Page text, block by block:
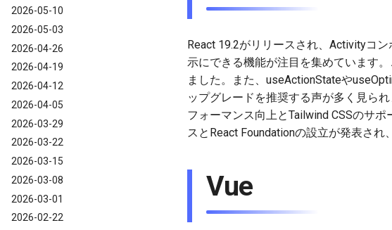
2026-05-10
2026-05-03
2026-04-26
2026-04-19
2026-04-12
2026-04-05
2026-03-29
2026-03-22
2026-03-15
2026-03-08
2026-03-01
2026-02-22
React 19.2がリリースされ、Activityコ
示にできる機能が注目を集めています
ました。また、useActionStateや
ップグレードを推奨する声が多く見ら
フォーマンス向上とTailwind CSSのサ
スとReact Foundationの設立が発表され
Vue